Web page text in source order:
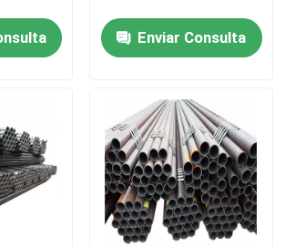
de acero inoxidable
inoxidable 304
Enviar Consulta